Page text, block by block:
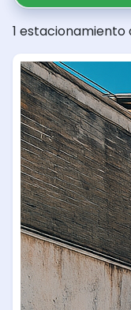
1 estacionamiento